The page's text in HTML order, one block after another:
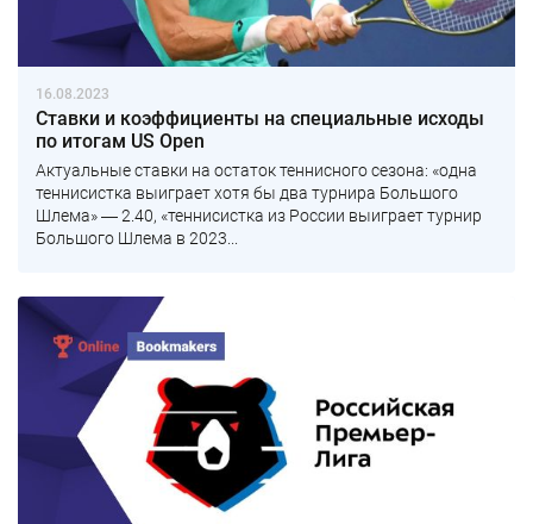
16.08.2023
Ставки и коэффициенты на специальные исходы
по итогам US Open
Актуальные ставки на остаток теннисного сезона: «одна
теннисистка выиграет хотя бы два турнира Большого
Шлема» ― 2.40, «теннисистка из России выиграет турнир
Большого Шлема в 2023...